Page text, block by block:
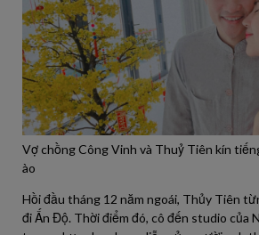
Vợ chồng Công Vinh và Thuỷ Tiên kín
ào
Hồi đầu tháng 12 năm ngoái, Thủy Tiên
đi Ấn Độ. Thời điểm đó, cô đến studio của